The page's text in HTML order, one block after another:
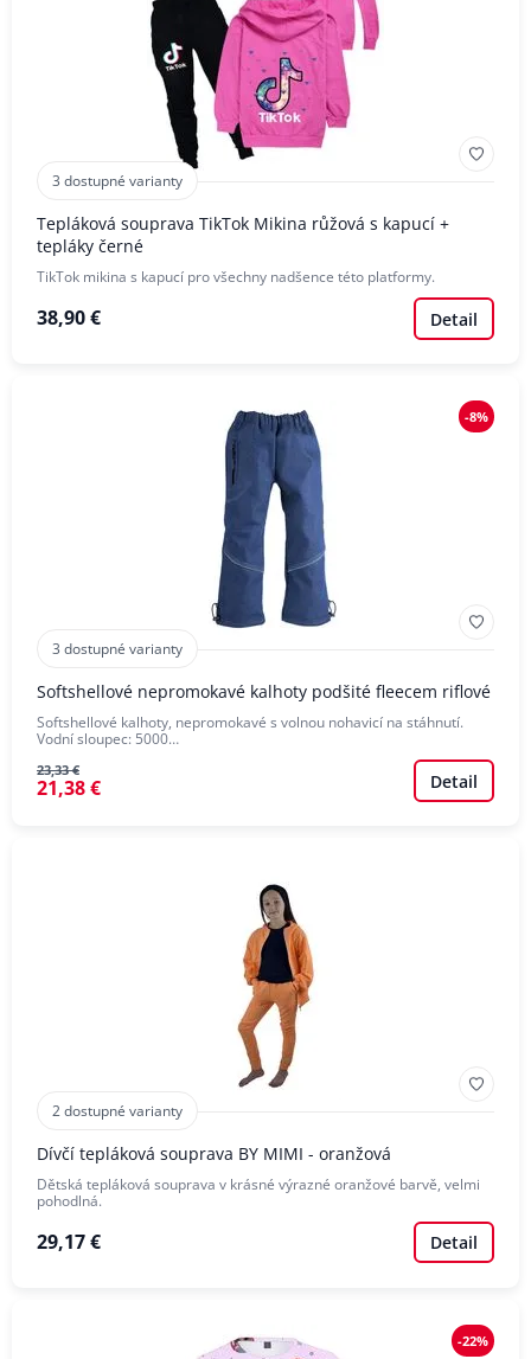
3 dostupné varianty
Tepláková souprava TikTok Mikina růžová s kapucí +
tepláky černé
TikTok mikina s kapucí pro všechny nadšence této platformy.
38,90 € Detail
-8%
3 dostupné varianty
Softshellové nepromokavé kalhoty podšité fleecem riflové
Softshellové kalhoty, nepromokavé s volnou nohavicí na stáhnutí.
Vodní sloupec: 5000…
23,33 €
21,38 € Detail
2 dostupné varianty
Dívčí tepláková souprava BY MIMI - oranžová
Dětská tepláková souprava v krásné výrazné oranžové barvě, velmi
pohodlná.
29,17 € Detail
-22%